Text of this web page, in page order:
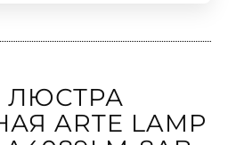
ЛЮСТРА
ARTE LAMP